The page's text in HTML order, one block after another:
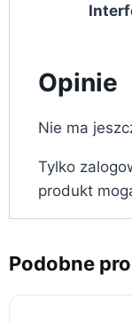
Opinie
Nie ma
Tylko
produkt
Podobne